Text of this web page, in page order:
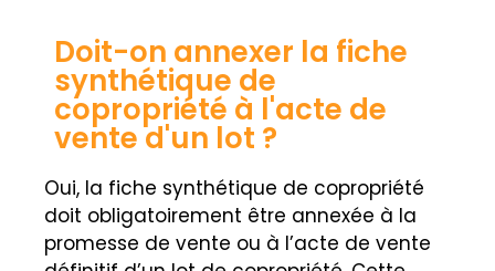
Doit-on annexer la fiche
synthétique de
copropriété à l'acte de
vente d'un lot ?
Oui, la fiche synthétique de copropriété
doit obligatoirement être annexée à la
promesse de vente ou à l’acte de vente